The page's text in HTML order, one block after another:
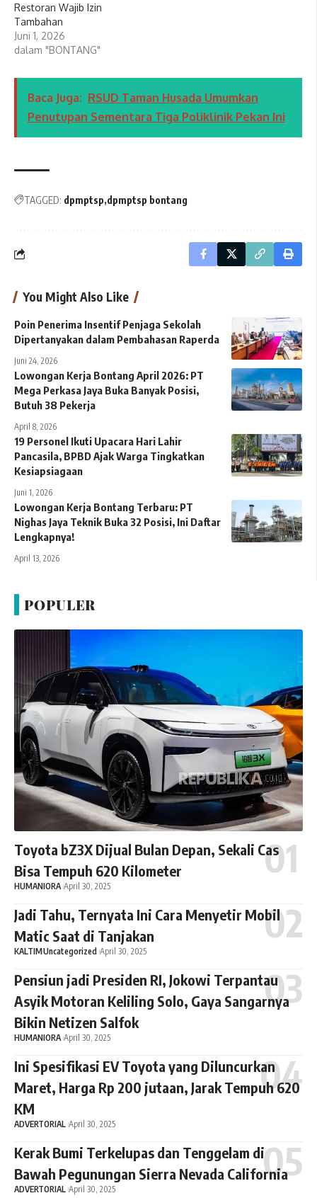
Restoran Wajib Izin
Tambahan
Juni 1, 2026
dalam "BONTANG"
Baca Juga: RSUD Taman Husada Umumkan
Penutupan Sementara Tiga Poliklinik Pekan Ini
TAGGED: dpmptsp dpmptsp bontang
You Might Also Like
Poin Penerima Insentif Penjaga Sekolah
Dipertanyakan dalam Pembahasan Raperda
Juni 24, 2026
Lowongan Kerja Bontang April 2026: PT
Mega Perkasa Jaya Buka Banyak Posisi,
Butuh 38 Pekerja
April 8, 2026
19 Personel Ikuti Upacara Hari Lahir
Pancasila, BPBD Ajak Warga Tingkatkan
Kesiapsiagaan
Juni 1, 2026
Lowongan Kerja Bontang Terbaru: PT
Nighas Jaya Teknik Buka 32 Posisi, Ini Daftar
Lengkapnya!
April 13, 2026
POPULER
Toyota bZ3X Dijual Bulan Depan, Sekali Cas
Bisa Tempuh 620 Kilometer
HUMANIORA April 30, 2025
Jadi Tahu, Ternyata Ini Cara Menyetir Mobil
Matic Saat di Tanjakan
KALTIMUncategorized April 30, 2025
Pensiun jadi Presiden RI, Jokowi Terpantau
Asyik Motoran Keliling Solo, Gaya Sangarnya
Bikin Netizen Salfok
HUMANIORA April 30, 2025
Ini Spesifikasi EV Toyota yang Diluncurkan
Maret, Harga Rp 200 jutaan, Jarak Tempuh 620
KM
ADVERTORIAL April 30, 2025
Kerak Bumi Terkelupas dan Tenggelam di
Bawah Pegunungan Sierra Nevada California
ADVERTORIAL April 30, 2025